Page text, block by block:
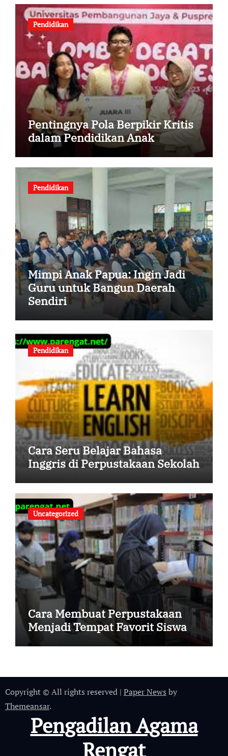
Pendidikan
Pentingnya Pola Berpikir Kritis
dalam Pendidikan Anak
Pendidikan
Mimpi Anak Papua: Ingin Jadi
Guru untuk Bangun Daerah
Sendiri
Pendidikan
Cara Seru Belajar Bahasa
Inggris di Perpustakaan Sekolah
Uncategorized
Cara Membuat Perpustakaan
Menjadi Tempat Favorit Siswa
Copyright © All rights reserved | Paper News by
Themeansar.
Pengadilan Agama
Rengat